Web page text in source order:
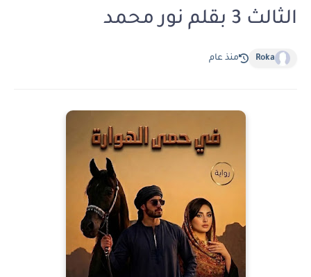
الثالث 3 بقلم نور محمد
Roka منذ عام